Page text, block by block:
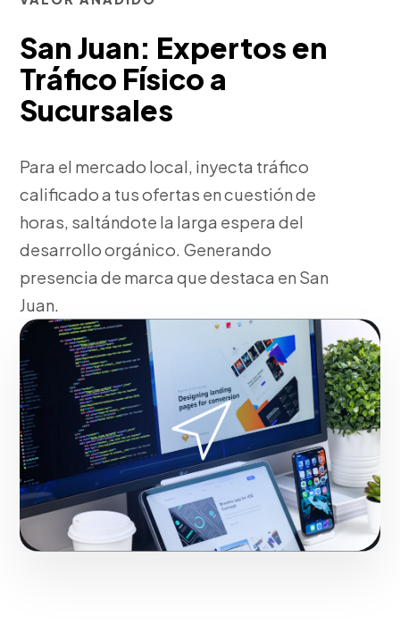
San Juan: Expertos en
Tráfico Físico a
Sucursales
Para el mercado local, inyecta tráfico
calificado a tus ofertas en cuestión de
horas, saltándote la larga espera del
desarrollo orgánico. Generando
presencia de marca que destaca en San
Juan.
Fase 2:
En nuestra agencia, diseño de la estructura de
campaña y creatividades. Consolidando el liderazgo
digital en San Juan.
Iniciar proyecto